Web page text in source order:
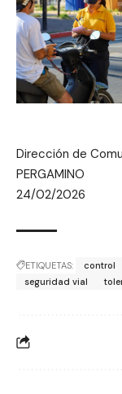
Dirección de
PERGAMINO
24/02/2026
ETIQUETAS: control
seguridad vial